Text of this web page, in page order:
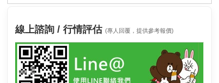
線上諮詢 / 行情評估 (專人回覆，提供參考報價)